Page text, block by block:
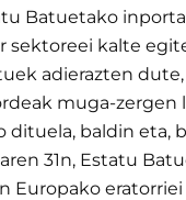
Batuetako
sektoreei kalte
adierazten dute,
muga-zergen
dituela, baldin eta,
31n, Estatu
Europako eratorriei